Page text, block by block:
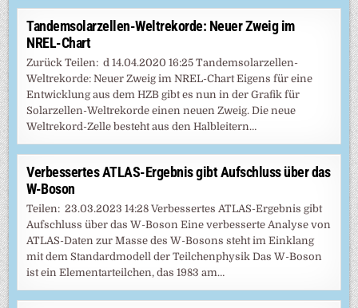
Tandemsolarzellen-Weltrekorde: Neuer Zweig im
NREL-Chart
Zurück Teilen: d 14.04.2020 16:25 Tandemsolarzellen-
Weltrekorde: Neuer Zweig im NREL-Chart Eigens für eine
Entwicklung aus dem HZB gibt es nun in der Grafik für
Solarzellen-Weltrekorde einen neuen Zweig. Die neue
Weltrekord-Zelle besteht aus den Halbleitern…
Verbessertes ATLAS-Ergebnis gibt Aufschluss über das
W-Boson
Teilen: 23.03.2023 14:28 Verbessertes ATLAS-Ergebnis gibt
Aufschluss über das W-Boson Eine verbesserte Analyse von
ATLAS-Daten zur Masse des W-Bosons steht im Einklang
mit dem Standardmodell der Teilchenphysik Das W-Boson
ist ein Elementarteilchen, das 1983 am…